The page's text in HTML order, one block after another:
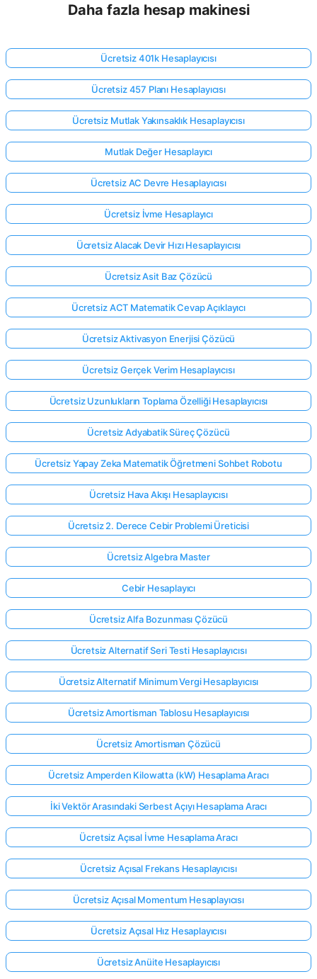
Daha fazla hesap makinesi
Ücretsiz 401k Hesaplayıcısı
Ücretsiz 457 Planı Hesaplayıcısı
Ücretsiz Mutlak Yakınsaklık Hesaplayıcısı
Mutlak Değer Hesaplayıcı
Ücretsiz AC Devre Hesaplayıcısı
Ücretsiz İvme Hesaplayıcı
Ücretsiz Alacak Devir Hızı Hesaplayıcısı
Ücretsiz Asit Baz Çözücü
Ücretsiz ACT Matematik Cevap Açıklayıcı
Ücretsiz Aktivasyon Enerjisi Çözücü
Ücretsiz Gerçek Verim Hesaplayıcısı
Ücretsiz Uzunlukların Toplama Özelliği Hesaplayıcısı
Ücretsiz Adyabatik Süreç Çözücü
Ücretsiz Yapay Zeka Matematik Öğretmeni Sohbet Robotu
Ücretsiz Hava Akışı Hesaplayıcısı
Ücretsiz 2. Derece Cebir Problemi Üreticisi
Ücretsiz Algebra Master
Cebir Hesaplayıcı
Ücretsiz Alfa Bozunması Çözücü
Ücretsiz Alternatif Seri Testi Hesaplayıcısı
Ücretsiz Alternatif Minimum Vergi Hesaplayıcısı
Ücretsiz Amortisman Tablosu Hesaplayıcısı
Ücretsiz Amortisman Çözücü
Ücretsiz Amperden Kilowatta (kW) Hesaplama Aracı
İki Vektör Arasındaki Serbest Açıyı Hesaplama Aracı
Ücretsiz Açısal İvme Hesaplama Aracı
Ücretsiz Açısal Frekans Hesaplayıcısı
Ücretsiz Açısal Momentum Hesaplayıcısı
Ücretsiz Açısal Hız Hesaplayıcısı
Ücretsiz Anüite Hesaplayıcısı